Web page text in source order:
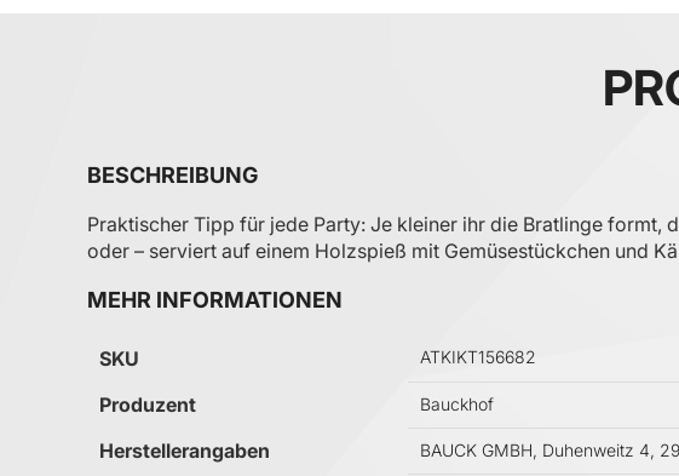
BESCHREIBUNG
Praktischer Tipp für jede Party: Je kleiner ihr die Bratlinge formt,
oder – serviert auf einem Holzspieß mit Gemüsestückchen und
MEHR INFORMATIONEN
Mehr Informationen
SKU ATKIKT156682
Produzent Bauckhof
Herstellerangaben BAUCK GMBH, Duhenweitz 4,